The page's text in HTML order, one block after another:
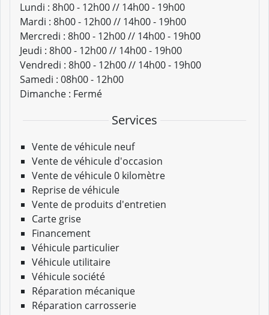
Lundi : 8h00 - 12h00 // 14h00 - 19h00
Mardi : 8h00 - 12h00 // 14h00 - 19h00
Mercredi : 8h00 - 12h00 // 14h00 - 19h00
Jeudi : 8h00 - 12h00 // 14h00 - 19h00
Vendredi : 8h00 - 12h00 // 14h00 - 19h00
Samedi : 08h00 - 12h00
Dimanche : Fermé
Services
Vente de véhicule neuf
Vente de véhicule d'occasion
Vente de véhicule 0 kilomètre
Reprise de véhicule
Vente de produits d'entretien
Carte grise
Financement
Véhicule particulier
Véhicule utilitaire
Véhicule société
Réparation mécanique
Réparation carrosserie